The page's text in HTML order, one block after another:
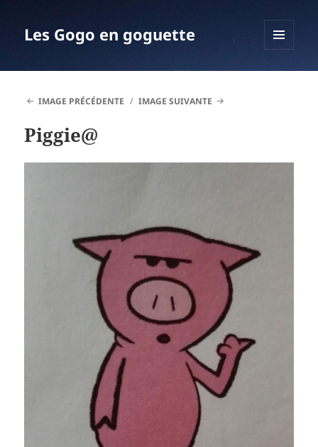
Les Gogo en goguette
IMAGE PRÉCÉDENTE
IMAGE SUIVANTE
Piggie@